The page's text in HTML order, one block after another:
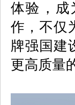
体验， 成
作，不仅
牌强国建
更高质量